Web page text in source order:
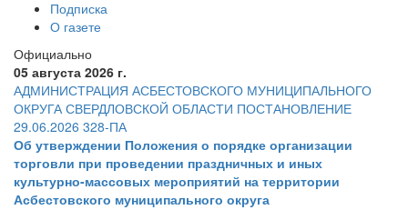
Подписка
О газете
Официально
05 августа 2026 г.
АДМИНИСТРАЦИЯ АСБЕСТОВСКОГО МУНИЦИПАЛЬНОГО
ОКРУГА СВЕРДЛОВСКОЙ ОБЛАСТИ ПОСТАНОВЛЕНИЕ
29.06.2026 328-ПА
Об утверждении Положения о порядке организации
торговли при проведении праздничных и иных
культурно-массовых мероприятий на территории
Асбестовского муниципального округа